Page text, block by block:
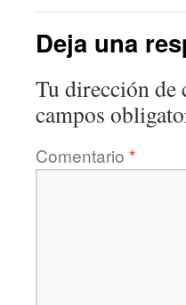
Deja una
Tu dirección de
campos
Comentario *